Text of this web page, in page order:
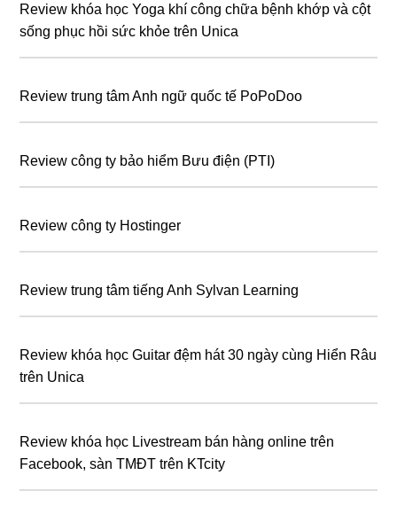
Review khóa học Yoga khí công chữa bệnh khớp và cột
sống phục hồi sức khỏe trên Unica
Review trung tâm Anh ngữ quốc tế PoPoDoo
Review công ty bảo hiểm Bưu điện (PTI)
Review công ty Hostinger
Review trung tâm tiếng Anh Sylvan Learning
Review khóa học Guitar đệm hát 30 ngày cùng Hiển Râu
trên Unica
Review khóa học Livestream bán hàng online trên
Facebook, sàn TMĐT trên KTcity